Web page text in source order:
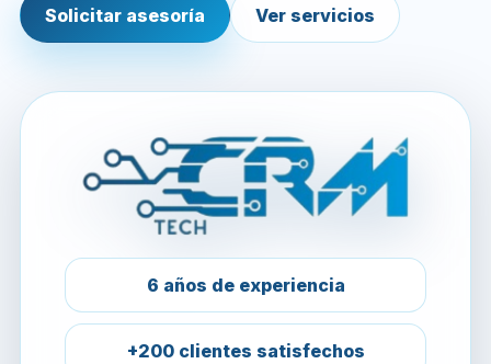
Solicitar asesoría Ver servicios
6 años de experiencia
+200 clientes satisfechos